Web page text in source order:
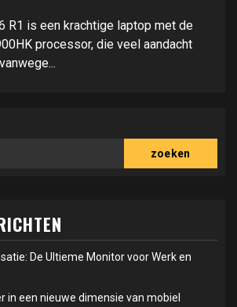
R1 is een krachtige laptop met de
processor, die veel aandacht
zoeken
De Ultieme Monitor voor Werk en
in een nieuwe dimensie van mobiel